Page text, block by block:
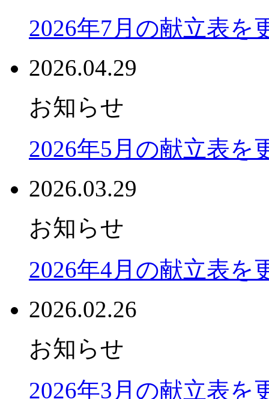
2026年7月の献立表を
2026.04.29
お知らせ
2026年5月の献立表を
2026.03.29
お知らせ
2026年4月の献立表を
2026.02.26
お知らせ
2026年3月の献立表を